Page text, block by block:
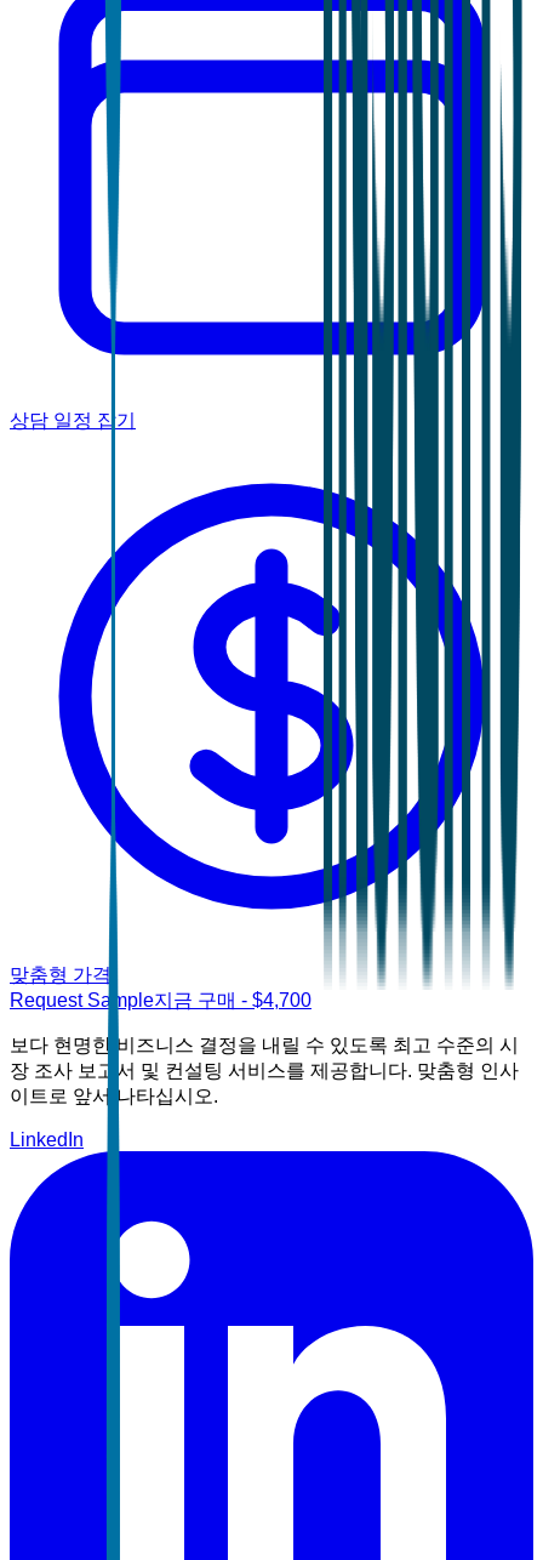
상담 일정 잡기
맞춤형 가격
Request Sample지금 구매 - $4,700
보다 현명한 비즈니스 결정을 내릴 수 있도록 최고 수준의 시
장 조사 보고서 및 컨설팅 서비스를 제공합니다. 맞춤형 인사
이트로 앞서 나타십시오.
LinkedIn